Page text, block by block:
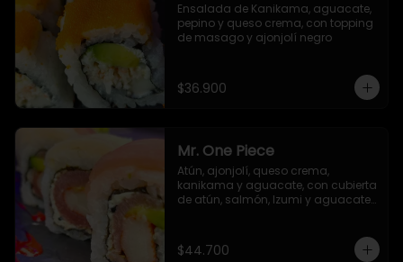
Ensalada de Kanikama, aguacate,
pepino y queso crema, con topping
de masago y ajonjolí negro
$36.900
Mr. One Piece
Atún, ajonjolí, queso crema,
kanikama y aguacate, con cubierta
de atún, salmón, Izumi y aguacate.
$44.700